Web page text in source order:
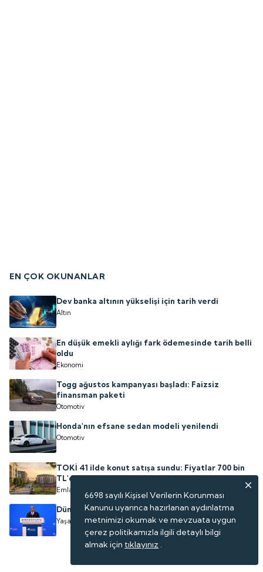
EN ÇOK OKUNANLAR
Dev banka altının yükselişi için tarih verdi
Altın
En düşük emekli aylığı fark ödemesinde tarih belli
oldu
Ekonomi
Togg ağustos kampanyası başladı: Faizsiz
finansman paketi
Otomotiv
Honda'nın efsane sedan modeli yenilendi
Otomotiv
TOKİ 41 ilde konut satışa sundu: Fiyatlar 700 bin
TL'den başlıyor
Emlak
Dünyanın en küçük 3. ülkesi adını değiştirdi
Yaşam
6698 sayılı Kişisel Verilerin Korunması
Kanunu uyarınca hazırlanan aydınlatma
metnimizi okumak ve mevzuata uygun
çerez politikamızla ilgili detaylı bilgi
almak için tıklayınız .